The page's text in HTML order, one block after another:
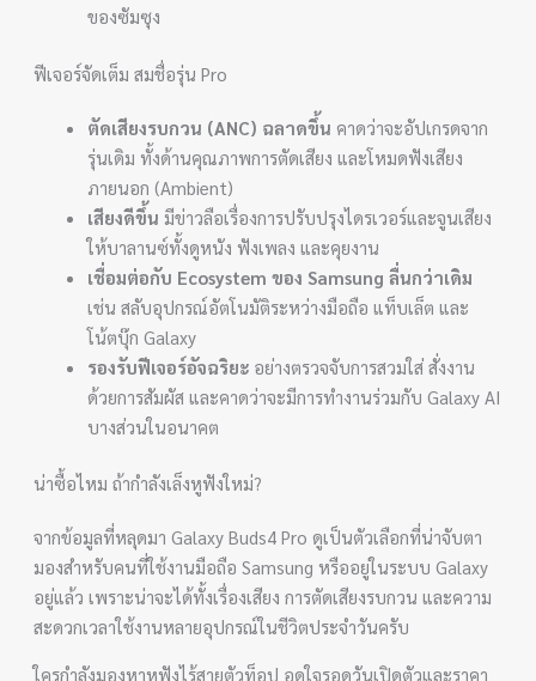
ของซัมซุง
ฟีเจอร์จัดเต็ม สมชื่อรุ่น Pro
ตัดเสียงรบกวน (ANC) ฉลาดขึ้น คาดว่าจะอัปเกรดจาก
รุ่นเดิม ทั้งด้านคุณภาพการตัดเสียง และโหมดฟังเสียง
ภายนอก (Ambient)
เสียงดีขึ้น มีข่าวลือเรื่องการปรับปรุงไดรเวอร์และจูนเสียง
ให้บาลานซ์ทั้งดูหนัง ฟังเพลง และคุยงาน
เชื่อมต่อกับ Ecosystem ของ Samsung ลื่นกว่าเดิม
เช่น สลับอุปกรณ์อัตโนมัติระหว่างมือถือ แท็บเล็ต และ
โน้ตบุ๊ก Galaxy
รองรับฟีเจอร์อัจฉริยะ อย่างตรวจจับการสวมใส่ สั่งงาน
ด้วยการสัมผัส และคาดว่าจะมีการทำงานร่วมกับ Galaxy AI
บางส่วนในอนาคต
น่าซื้อไหม ถ้ากำลังเล็งหูฟังใหม่?
จากข้อมูลที่หลุดมา Galaxy Buds4 Pro ดูเป็นตัวเลือกที่น่าจับตา
มองสำหรับคนที่ใช้งานมือถือ Samsung หรืออยู่ในระบบ Galaxy
อยู่แล้ว เพราะน่าจะได้ทั้งเรื่องเสียง การตัดเสียงรบกวน และความ
สะดวกเวลาใช้งานหลายอุปกรณ์ในชีวิตประจำวันครับ
ใครกำลังมองหาหูฟังไร้สายตัวท็อป อดใจรอดูวันเปิดตัวและราคา